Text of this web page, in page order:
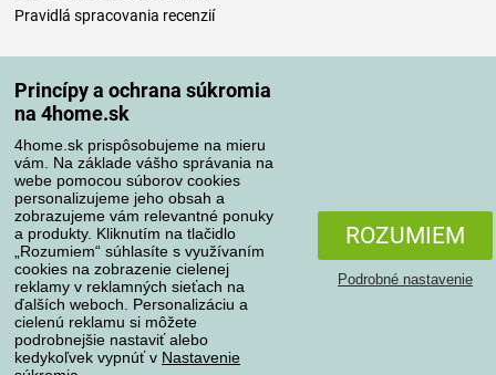
Princípy a ochrana súkromia
na 4home.sk
4home.sk prispôsobujeme na mieru
vám. Na základe vášho správania na
webe pomocou súborov cookies
personalizujeme jeho obsah a
zobrazujeme vám relevantné ponuky
a produkty. Kliknutím na tlačidlo
„Rozumiem“ súhlasíte s využívaním
cookies na zobrazenie cielenej
reklamy v reklamných sieťach na
ďalších weboch. Personalizáciu a
cielenú reklamu si môžete
podrobnejšie nastaviť alebo
kedykoľvek vypnúť v Nastavenie
ROZUMIEM
Podrobné nastavenie
Pravidlá spracovania recenzií
Spôsoby platby
Spoľahlivý obchod